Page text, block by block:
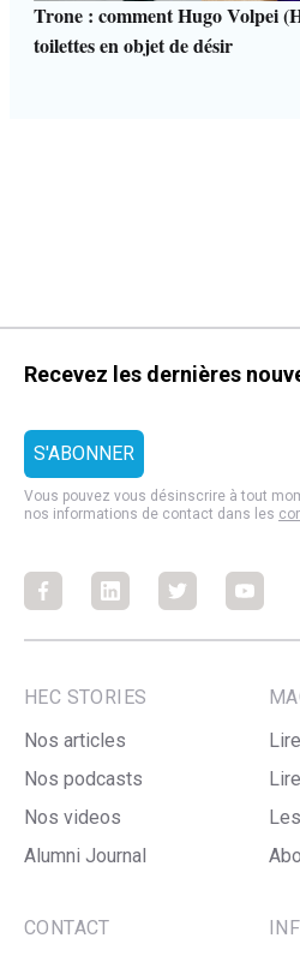
Trone : comment Hugo Volpei
toilettes en objet de désir
Recevez les dernières
Vous pouvez vous désinscrire à tout
nos informations de contact dans les
FacebookFacebookFacebook
HEC STORIES
Nos articles
Nos podcasts
Nos videos
Alumni Journal
CONTACT